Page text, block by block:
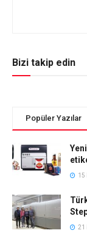
Bizi takip edin
Popüler Yazılar
15
21